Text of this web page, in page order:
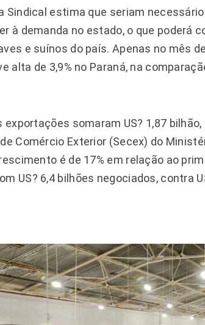
Sindical estima que seriam
à demanda no estado, o que poderá
e suínos do país. Apenas no mês
alta de 3,9% no Paraná, na
exportações somaram US? 1,87
Comércio Exterior (Secex) do
é de 17% em relação ao
US? 6,4 bilhões negociados, contra